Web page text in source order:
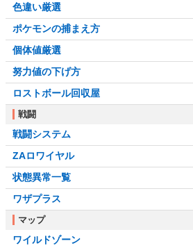
色違い厳選
ポケモンの捕まえ方
個体値厳選
努力値の下げ方
ロストボール回収屋
戦闘
戦闘システム
ZAロワイヤル
状態異常一覧
ワザプラス
マップ
ワイルドゾーン